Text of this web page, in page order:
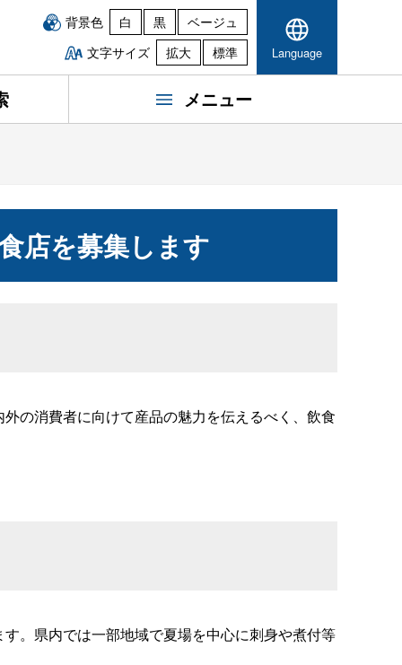
背景色 白 黒
ベージュ
文字サイズ
拡大 標準 Language
メニュー
店を募集します
の消費者に向けて産品の魅力を伝えるべく、飲食
。県内では一部地域で夏場を中心に刺身や煮付等